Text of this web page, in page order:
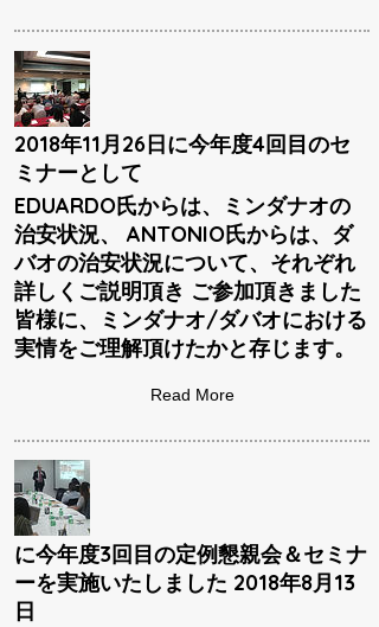
2018年11月26日に今年度4回目のセ
ミナーとして
EDUARDO氏からは、ミンダナオの
治安状況、 ANTONIO氏からは、ダ
バオの治安状況について、それぞれ
詳しくご説明頂き ご参加頂きました
皆様に、ミンダナオ/ダバオにおける
実情をご理解頂けたかと存じます。
Read More
に今年度3回目の定例懇親会＆セミナ
ーを実施いたしました 2018年8月13
日